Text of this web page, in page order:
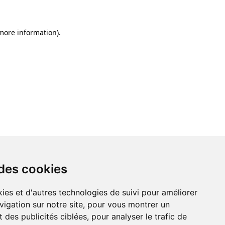
cookies
et d'autres technologies de suivi pour améliorer
sur notre site, pour vous montrer un
des publicités ciblées, pour analyser le trafic de
information).